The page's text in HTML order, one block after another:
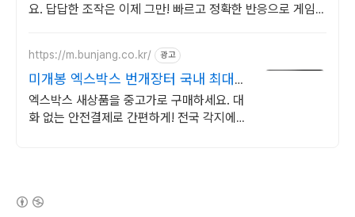
요. 답답한 조작은 이제 그만! 빠르고 정확한 반응으로 게임을
https://m.bunjang.co.kr/ 광고
미개봉 엑스박스 번개장터 국내 최대
브랜드 중고거래
엑스박스 새상품을 중고가로 구매하세요. 대
화 없는 안전결제로 간편하게! 전국 각지에서